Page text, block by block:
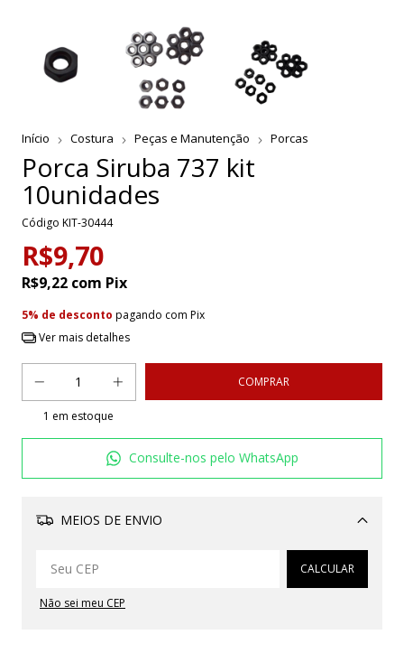
Início Costura Peças e Manutenção Porcas
Porca Siruba 737 kit
10unidades
Código KIT-30444
R$9,70
R$9,22 com Pix
5% de desconto pagando com Pix
Ver mais detalhes
1 em estoque
Consulte-nos pelo WhatsApp
MEIOS DE ENVIO
Alterar CEP
CALCULAR
Não sei meu CEP